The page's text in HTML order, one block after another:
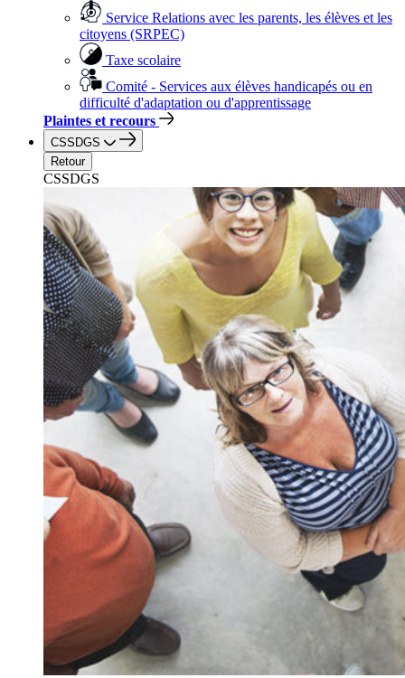
Service Relations avec les parents, les élèves et les
citoyens (SRPEC)
Taxe scolaire
Comité - Services aux élèves handicapés ou en
difficulté d'adaptation ou d'apprentissage
Plaintes et recours
CSSDGS
Retour
CSSDGS